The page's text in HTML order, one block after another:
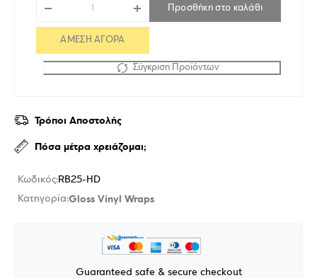
Προσθήκη στο καλάθι
ΑΜΕΣΗ ΑΓΟΡΑ
Σύγκριση Προϊόντων
Τρόποι Αποστολής
Πόσα μέτρα χρειάζομαι;
Κωδικός:RB25-HD
Κατηγορία:Gloss Vinyl Wraps
Guaranteed safe & secure checkout